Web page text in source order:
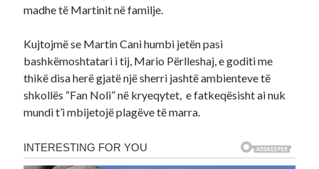
madhe të Martinit në familje.
Kujtojmë se Martin Cani humbi jetën pasi
bashkëmoshtatari i tij, Mario Përlleshaj, e goditi me
thikë disa herë gjatë një sherri jashtë ambienteve të
shkollës “Fan Noli” në kryeqytet, e fatkeqësisht ai nuk
mundi t’i mbijetojë plagëve të marra.